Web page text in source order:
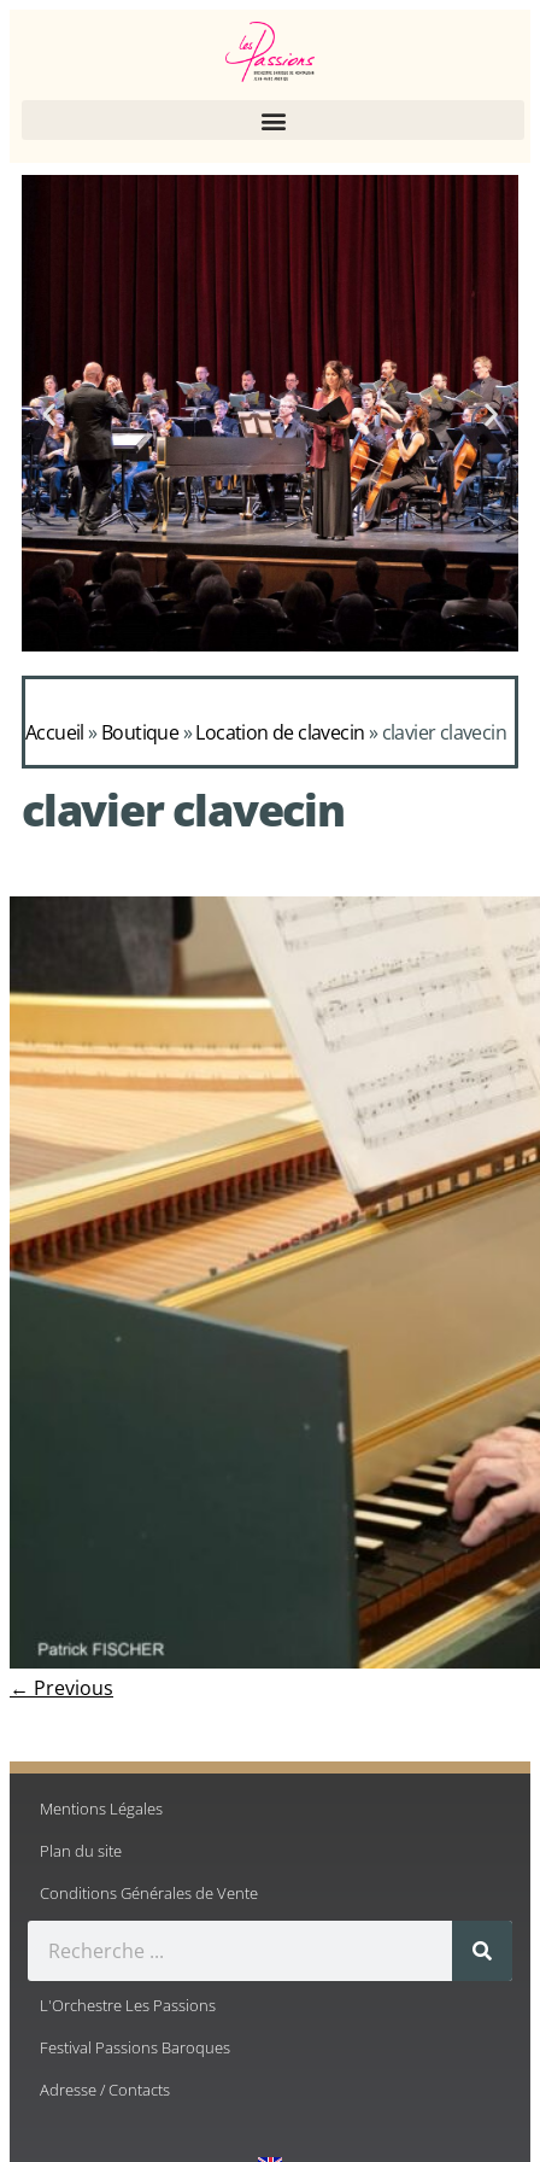
Alcimadure de
Mondonville
avec le choeur de
chambre Les Eléments
Accueil»Boutique»Location de clavecin»clavier clavecin
clavier clavecin
← Previous
Mentions Légales
Plan du site
Conditions Générales de Vente
L'Orchestre Les Passions
Festival Passions Baroques
Adresse / Contacts